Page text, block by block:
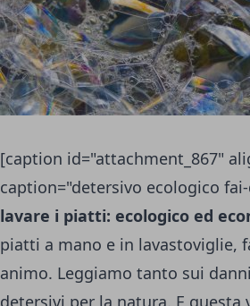
[caption id="attachment_867"
caption="detersivo ecologico
lavare i piatti: ecologico ed
piatti a mano e in lavastoviglie,
animo. Leggiamo tanto sui
detersivi per la natura. E